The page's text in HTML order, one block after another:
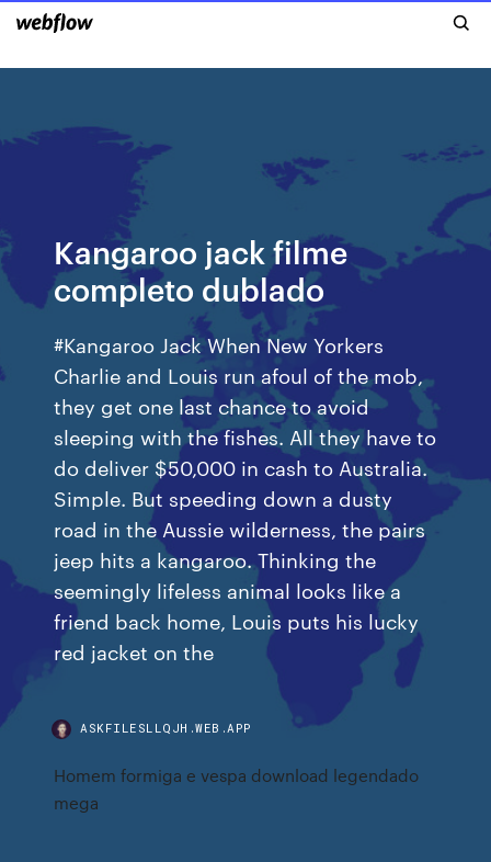
Kangaroo jack filme
completo dublado
#Kangaroo Jack When New Yorkers
Charlie and Louis run afoul of the mob,
they get one last chance to avoid
sleeping with the fishes. All they have to
do deliver $50,000 in cash to Australia.
Simple. But speeding down a dusty
road in the Aussie wilderness, the pairs
jeep hits a kangaroo. Thinking the
seemingly lifeless animal looks like a
friend back home, Louis puts his lucky
red jacket on the
ASKFILESLLQJH.WEB.APP
Homem formiga e vespa download legendado
mega